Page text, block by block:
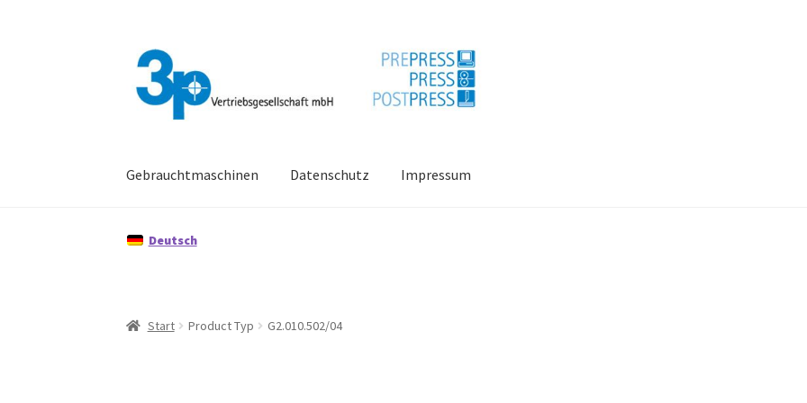
Navigation
springen
Zum
Inhalt
springen
Gebrauchtmaschinen Datenschutz Impressum
Deutsch
Start Product Typ G2.010.502/04